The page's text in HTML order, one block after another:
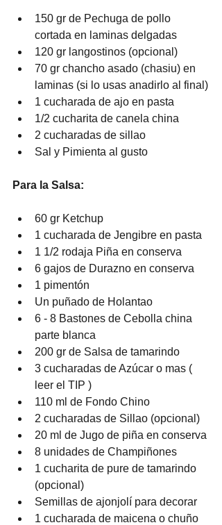
150 gr de Pechuga de pollo
cortada en laminas delgadas
120 gr langostinos (opcional)
70 gr chancho asado (chasiu) en
laminas (si lo usas anadirlo al final)
1 cucharada de ajo en pasta
1/2 cucharita de canela china
2 cucharadas de sillao
Sal y Pimienta al gusto
Para la Salsa:
60 gr Ketchup
1 cucharada de Jengibre en pasta
1 1/2 rodaja Piña en conserva
6 gajos de Durazno en conserva
1 pimentón
Un puñado de Holantao
6 - 8 Bastones de Cebolla china
parte blanca
200 gr de Salsa de tamarindo
3 cucharadas de Azúcar o mas (
leer el TIP )
110 ml de Fondo Chino
2 cucharadas de Sillao (opcional)
20 ml de Jugo de piña en conserva
8 unidades de Champiñones
1 cucharita de pure de tamarindo
(opcional)
Semillas de ajonjolí para decorar
1 cucharada de maicena o chuño